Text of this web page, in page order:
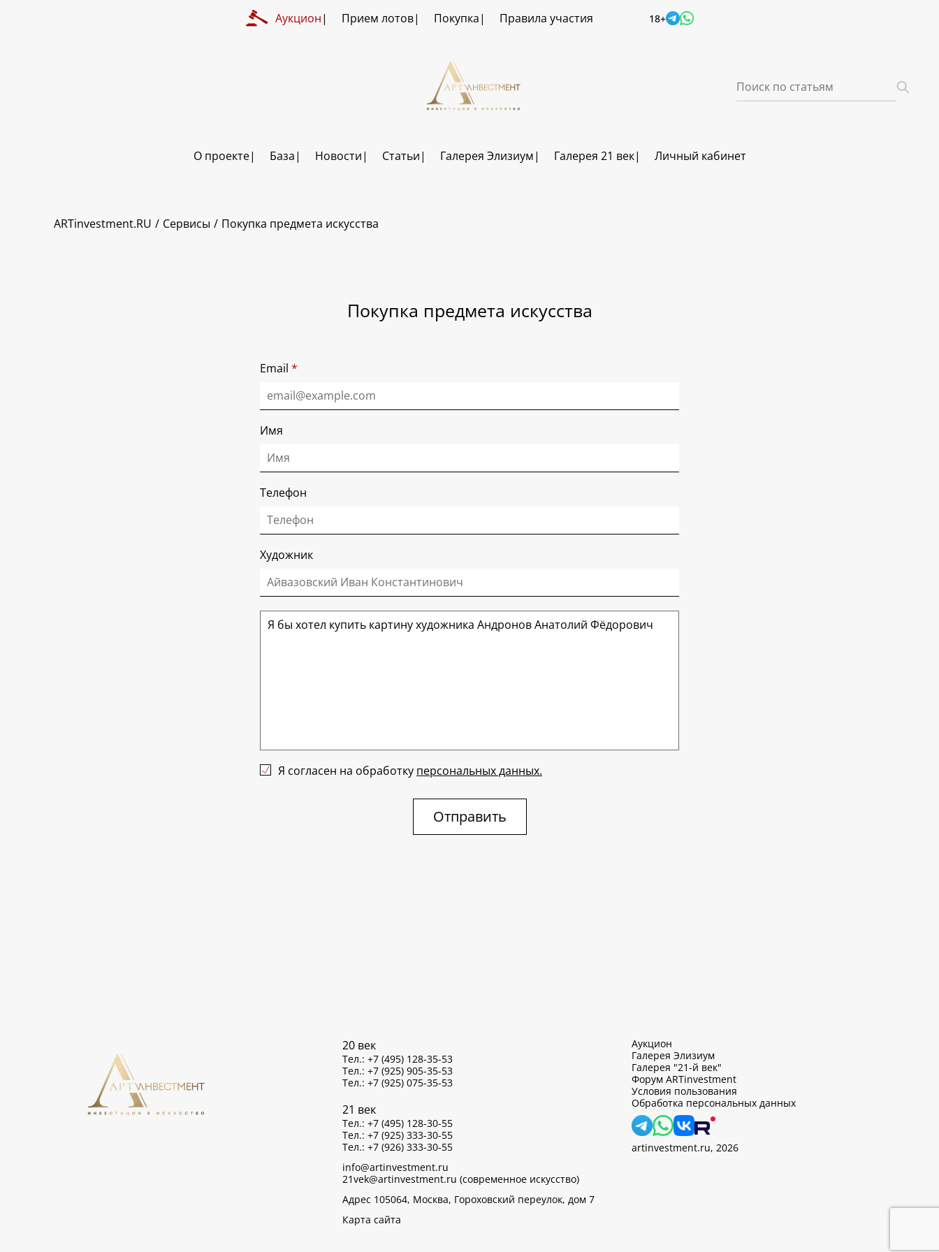
Аукцион Прием лотов Покупка Правила участия 18+
О проекте База Новости Статьи Галерея Элизиум Галерея 21 век Личный кабинет
ARTinvestment.RU Сервисы Покупка предмета искусства
Покупка предмета искусства
Email *
Имя
Телефон
Художник
Я согласен на обработку персональных данных.
Отправить
20 век
Тел.: +7 (495) 128-35-53
Тел.: +7 (925) 905-35-53
Тел.: +7 (925) 075-35-53
21 век
Тел.: +7 (495) 128-30-55
Тел.: +7 (925) 333-30-55
Тел.: +7 (926) 333-30-55
info@artinvestment.ru
21vek@artinvestment.ru (современное искусство)
Адрес 105064, Москва, Гороховский переулок, дом 7
Карта сайта
Аукцион
Галерея Элизиум
Галерея "21-й век"
Форум ARTinvestment
Условия пользования
Обработка персональных данных
artinvestment.ru, 2026